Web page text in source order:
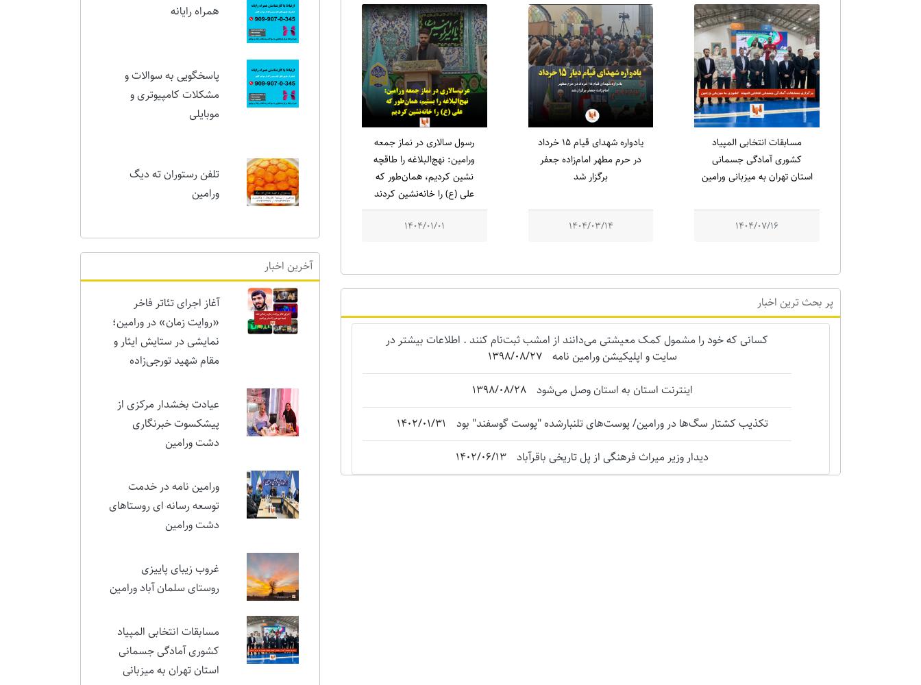
مسابقات انتخابی المپیاد
کشوری آمادگی جسمانی
استان تهران به میزبانی ورامین
1404/07/16
یادواره شهدای قیام ۱۵ خرداد
در حرم مطهر امام‌زاده جعفر
برگزار شد
1404/03/14
رسول سالاری در نماز جمعه
ورامین: نهج‌البلاغه را طاقچه
نشین کردیم، همان‌طور که
علی (ع) را خانه‌نشین کردند
1404/01/01
پر بحث ترین اخبار
کسانی که خود را مشمول کمک معیشتی می‌دانند از امشب ثبت‌نام کنند . اطلاعات بیشتر در
سایت و اپلیکیشن ورامین نامه
1398/08/27
اینترنت استان به استان وصل می‌شود
1398/08/28
تکذیب کشتار سگ‌ها در ورامین/ پوست‌های تلنبارشده "‌پوست گوسفند" بود
1402/01/31
دیدار وزیر میراث فرهنگی از پل تاریخی باقرآباد
1402/06/13
تبلیغات
پاسخگویی به سوالات و
ورامین
آخرین اخبار
آغاز اجرای تئاتر فاخر
«روایت زمان» در ورامین؛
مقام شهید تورجی‌زاده
عیادت بخشدار مرکزی از
دشت ورامین
ورامین نامه در خدمت
دشت ورامین
روستای سلمان آباد ورامین
مسابقات انتخابی المپیاد